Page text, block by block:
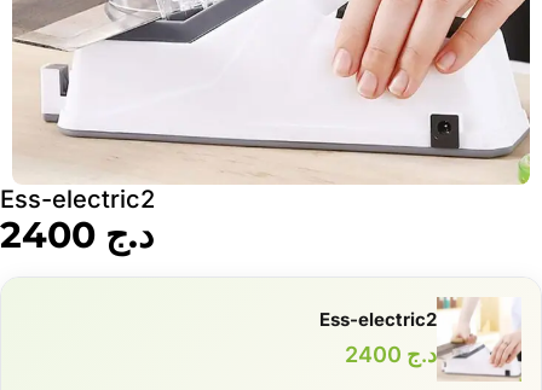
Ess-electric2
د.ج
Ess-electric2
د.ج